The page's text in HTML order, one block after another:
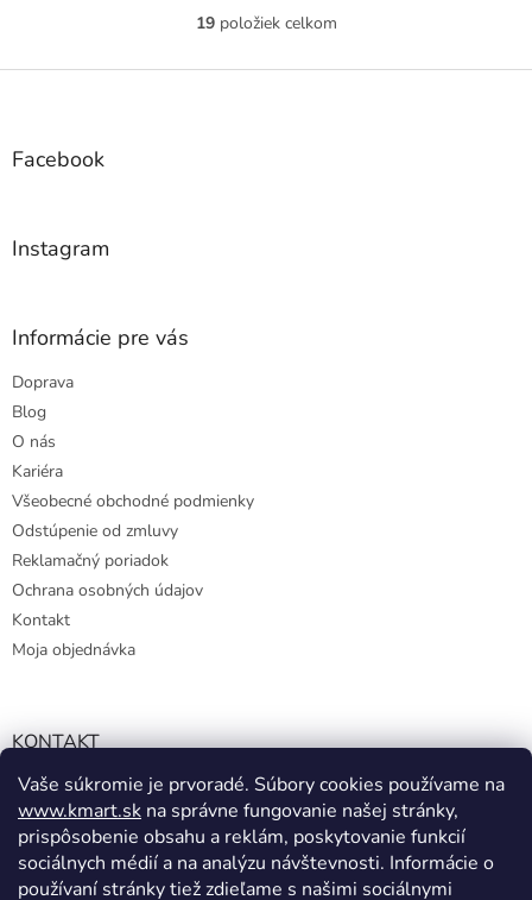
Vaše súkromie je prvoradé. Súbory cookies používame na
www.kmart.sk na správne fungovanie našej stránky,
prispôsobenie obsahu a reklám, poskytovanie funkcií
sociálnych médií a na analýzu návštevnosti. Informácie o
používaní stránky tiež zdieľame s našimi sociálnymi
O
l
19položiek celkom
Z
Facebook
Instagram
Informácie pre vás
Doprava
Blog
O nás
Kariéra
Všeobecné obchodné podmienky
Odstúpenie od zmluvy
Reklamačný poriadok
Ochrana osobných údajov
Kontakt
Moja objednávka
KONTAKT
info@kmart.sk
+421 947 979 193
+421 947 979 193
facebook.com/Kolieramarket